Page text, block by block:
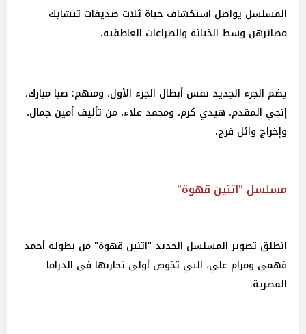
المسلسل يواصل استكشاف حياة ثلاث صديقات تتشابك
مصائرهن وسط الخيانة والصراعات العاطفية.
يضم الجزء الجديد نفس أبطال الجزء الأول، ومنهم: صبا مبارك،
إنجي المقدم، هيدي كرم، ومحمد علاء، من تأليف أمين جمال،
وإخراج وائل فرج.
مسلسل "اتنين قهوة"
انطلق تصوير المسلسل الجديد "اتنين قهوة" من بطولة أحمد
فهمي ومرام علي، التي تخوض أولى تجاربها في الدراما
المصرية.